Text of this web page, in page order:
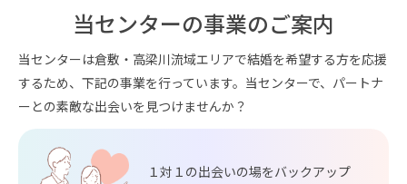
当センターの事業のご案内
当センターは倉敷・高梁川流域エリアで結婚を希望する方を応援
するため、下記の事業を行っています。当センターで、パートナ
ーとの素敵な出会いを見つけませんか？
１対１の出会いの場をバックアップ